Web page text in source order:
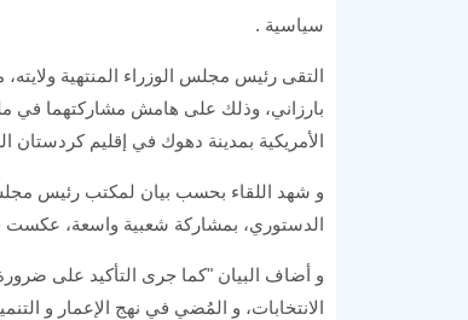
سياسية .
التقى رئيس مجلس الوزراء المنتهية
الأمريكية بمدينة دهوك في إقليم كردستان
و شهد اللقاء بحسب بيان لمكتب رئيس مجلس
الدستوري، بمشاركة شعبية واسعة، عكست
و أضاف البيان "كما جرى التأكيد على
الانتخابات، و المُضي في نهج الإعمار و